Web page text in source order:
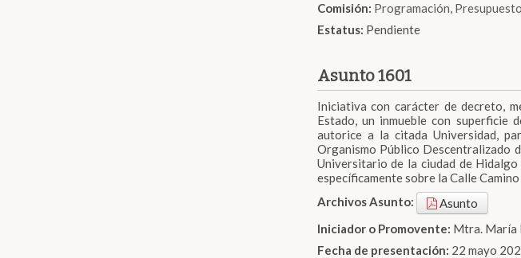
Comisión: Programación,
Estatus: Pendiente
Asunto 1601
Iniciativa con carácter de decreto,
Estado, un inmueble con superficie
autorice a la citada Universidad,
Organismo Público Descentralizado
Universitario de la ciudad de
específicamente sobre la Calle
Archivos Asunto:
Asunto
Iniciador o Promovente: Mtra. María
Fecha de presentación: 22 mayo